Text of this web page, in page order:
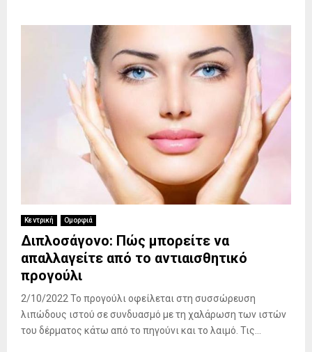
Κεντρική Ομορφιά
Διπλοσάγονο: Πώς μπορείτε να
απαλλαγείτε από το αντιαισθητικό
προγούλι
2/10/2022 Το προγούλι οφείλεται στη συσσώρευση
λιπώδους ιστού σε συνδυασμό με τη χαλάρωση των ιστών
του δέρματος κάτω από το πηγούνι και το λαιμό. Τις...